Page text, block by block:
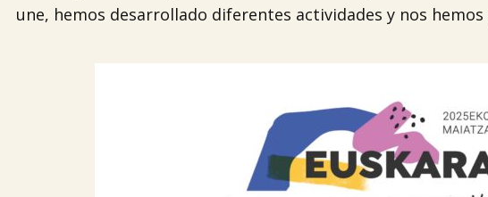
une, hemos desarrollado diferentes actividades y nos